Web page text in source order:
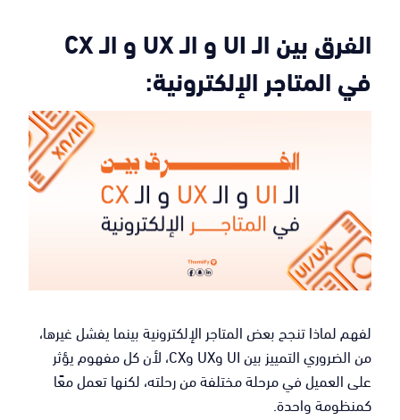
الفرق بين الـ UI و الـ UX و الـ CX
في المتاجر الإلكترونية:
لفهم لماذا تنجح بعض المتاجر الإلكترونية بينما يفشل غيرها،
من الضروري التمييز بين UI وUX وCX، لأن كل مفهوم يؤثر
على العميل في مرحلة مختلفة من رحلته، لكنها تعمل معًا
كمنظومة واحدة.